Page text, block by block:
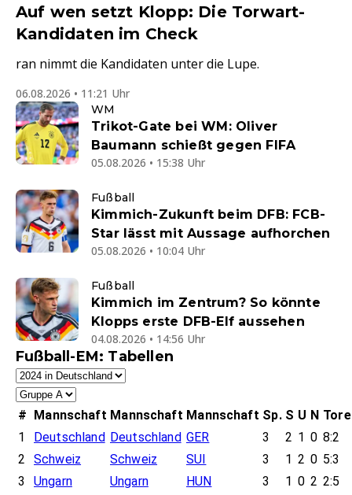
Auf wen setzt Klopp: Die Torwart-
Kandidaten im Check
ran nimmt die Kandidaten unter die Lupe.
06.08.2026 • 11:21 Uhr
WM
Trikot-Gate bei WM: Oliver
Baumann schießt gegen FIFA
05.08.2026 • 15:38 Uhr
Fußball
Kimmich-Zukunft beim DFB: FCB-
Star lässt mit Aussage aufhorchen
05.08.2026 • 10:04 Uhr
Fußball
Kimmich im Zentrum? So könnte
Klopps erste DFB-Elf aussehen
04.08.2026 • 14:56 Uhr
Fußball-EM: Tabellen
# Mannschaft Mannschaft Mannschaft Sp. S U N Tore
1
Deutschland Deutschland GER 3 2 1 0 8:2
2
Schweiz Schweiz SUI 3 1 2 0 5:3
3
Ungarn Ungarn HUN 3 1 0 2 2:5